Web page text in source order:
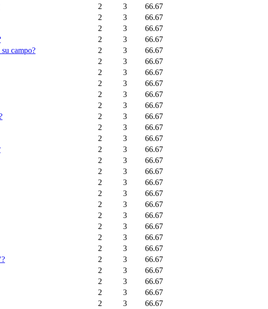
2 3
66.67
2 3
66.67
2 3
66.67
2 3
66.67
campo? 2 3
66.67
2 3
66.67
2 3
66.67
2 3
66.67
2 3
66.67
2 3
66.67
2 3
66.67
2 3
66.67
2 3
66.67
2 3
66.67
2 3
66.67
2 3
66.67
2 3
66.67
2 3
66.67
2 3
66.67
2 3
66.67
2 3
66.67
2 3
66.67
2 3
66.67
2 3
66.67
2 3
66.67
2 3
66.67
2 3
66.67
2 3
66.67